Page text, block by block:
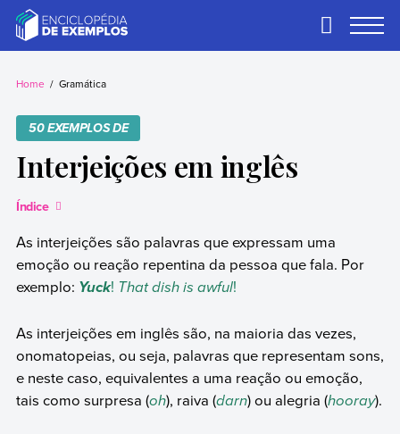
contentExemplos
Precisa de
temos.
Primary
Home Gramática
50 EXEMPLOS DE
Interjeições em inglês
Índice
As interjeições são palavras que expressam uma
emoção ou reação repentina da pessoa que fala. Por
exemplo: Yuck! That dish is awful!
As interjeições em inglês são, na maioria das vezes,
onomatopeias, ou seja, palavras que representam sons,
e neste caso, equivalentes a uma reação ou emoção,
tais como surpresa (oh), raiva (darn) ou alegria (hooray).